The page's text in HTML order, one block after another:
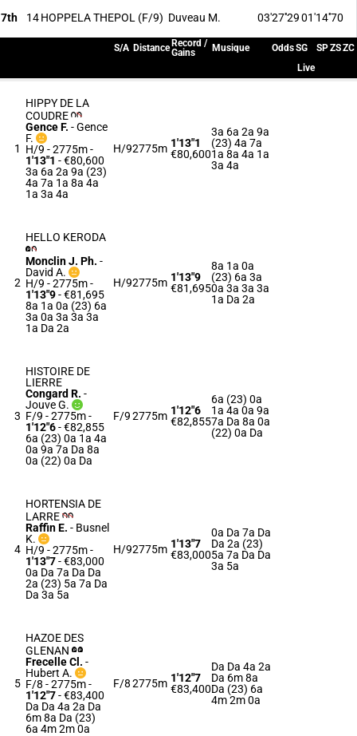
7th 14HOPPELA THEPOL (F/9) Duveau M. 03'27''2901'14''70
S/A Distance Record /
Gains
Musique OddsSG SPZSZC
Live
1
HIPPY DE LA
COUDRE
Gence F. -Gence
F.
H/9 - 2775m-
1'13"1 - €80,600
3a 6a 2a 9a (23)
4a 7a 1a 8a 4a
1a 3a 4a
H/92775m 1'13"1
€80,600
3a 6a 2a 9a
(23) 4a 7a
1a 8a 4a 1a
3a 4a
2
HELLO KERODA
Monclin J. Ph. -
David A.
H/9 - 2775m-
1'13"9- €81,695
8a 1a 0a (23) 6a
3a 0a 3a 3a 3a
1a Da 2a
H/92775m 1'13"9
€81,695
8a 1a 0a
(23) 6a 3a
0a 3a 3a 3a
1a Da 2a
3
HISTOIRE DE
LIERRE
Congard R. -
Jouve G.
F/9 - 2775m-
1'12"6- €82,855
6a (23) 0a 1a 4a
0a 9a 7a Da 8a
0a (22) 0a Da
F/92775m 1'12"6
€82,855
6a (23) 0a
1a 4a 0a 9a
7a Da 8a 0a
(22) 0a Da
4
HORTENSIA DE
LARRE
Raffin E. - Busnel
K.
H/9 - 2775m-
1'13"7- €83,000
0a Da 7a Da Da
2a (23) 5a 7a Da
Da 3a 5a
H/92775m 1'13"7
€83,000
0a Da 7a Da
Da 2a (23)
5a 7a Da Da
3a 5a
5
HAZOE DES
GLENAN
Frecelle Cl. -
Hubert A.
F/8 - 2775m-
1'12"7- €83,400
Da Da 4a 2a Da
6m 8a Da (23)
6a 4m 2m 0a
F/82775m 1'12"7
€83,400
Da Da 4a 2a
Da 6m 8a
Da (23) 6a
4m 2m 0a